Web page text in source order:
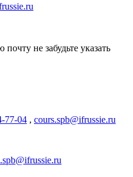
не забудьте указать
77-04 , cours.spb@ifrussie.ru